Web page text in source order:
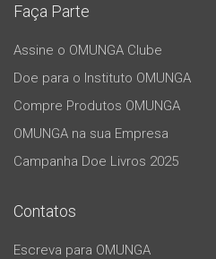
Faça Parte
Assine o OMUNGA Clube
Doe para o Instituto OMUNGA
Compre Produtos OMUNGA
OMUNGA na sua Empresa
Campanha Doe Livros 2025
Contatos
Escreva para OMUNGA